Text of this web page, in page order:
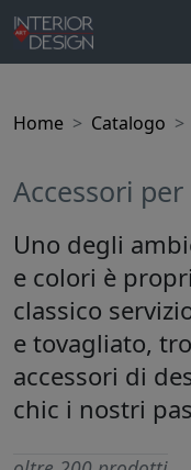
Home Catalogo
Accessori
Uno degli
e colori è
classico
e tovagliato,
accessori di
chic i nostri